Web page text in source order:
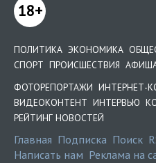
18+
ПОЛИТИКА ЭКОНОМИКА
СПОРТ ПРОИСШЕСТВИЯ
ФОТОРЕПОРТАЖИ ИНТЕРНЕТ-
ВИДЕОКОНТЕНТ ИНТЕРВЬЮ
РЕЙТИНГ НОВОСТЕЙ
Главная Подписка Поиск
Написать нам Реклама на